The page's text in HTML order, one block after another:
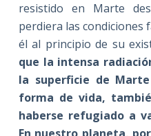
resistido en Marte
perdiera las condiciones
él al principio de su
que la intensa
la superficie de
forma de vida,
haberse refugiado a